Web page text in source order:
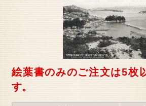
絵葉書のみのご注文は5枚
す。